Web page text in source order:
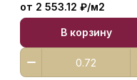
от 2 553.12 ₽/м2
В корзину